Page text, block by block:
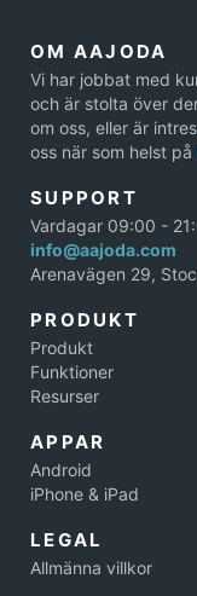
OM AAJODA
Vi har jobbat med
och är stolta över
om oss, eller är
oss när som helst på
SUPPORT
Vardagar 09:00 -
info@aajoda.com
Arenavägen 29,
PRODUKT
Produkt
Funktioner
Resurser
APPAR
Android
iPhone & iPad
LEGAL
Allmänna villkor